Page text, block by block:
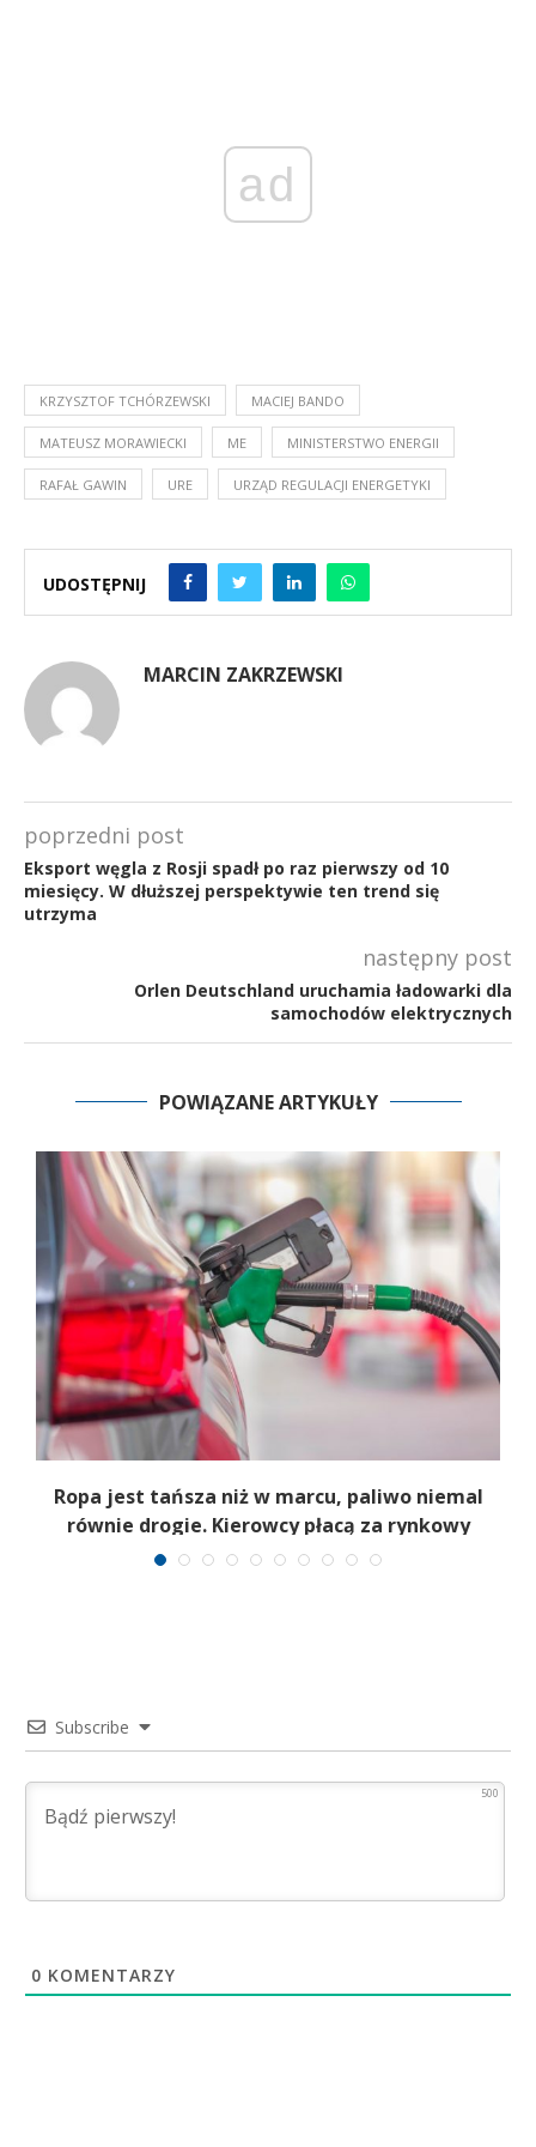
ad
KRZYSZTOF TCHÓRZEWSKI MACIEJ BANDO
MATEUSZ MORAWIECKI ME MINISTERSTWO ENERGII
RAFAŁ GAWIN URE URZĄD REGULACJI ENERGETYKI
UDOSTĘPNIJ
MARCIN ZAKRZEWSKI
poprzedni post
Eksport węgla z Rosji spadł po raz pierwszy od 10
miesięcy. W dłuższej perspektywie ten trend się
utrzyma
następny post
Orlen Deutschland uruchamia ładowarki dla
samochodów elektrycznych
POWIĄZANE ARTYKUŁY
Ropa jest tańsza niż w marcu, paliwo niemal
równie drogie. Kierowcy płacą za rynkowy
paradoks
Subscribe
500
0 KOMENTARZY